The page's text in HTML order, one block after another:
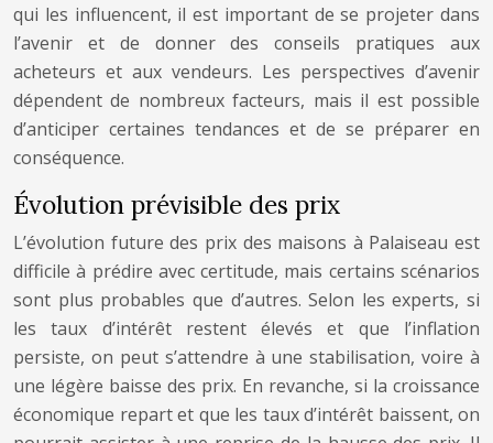
qui les influencent, il est important de se projeter dans
l’avenir et de donner des conseils pratiques aux
acheteurs et aux vendeurs. Les perspectives d’avenir
dépendent de nombreux facteurs, mais il est possible
d’anticiper certaines tendances et de se préparer en
conséquence.
Évolution prévisible des prix
L’évolution future des prix des maisons à Palaiseau est
difficile à prédire avec certitude, mais certains scénarios
sont plus probables que d’autres. Selon les experts, si
les taux d’intérêt restent élevés et que l’inflation
persiste, on peut s’attendre à une stabilisation, voire à
une légère baisse des prix. En revanche, si la croissance
économique repart et que les taux d’intérêt baissent, on